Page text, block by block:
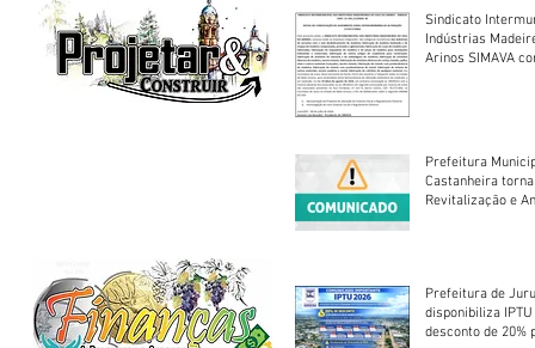
Sindicato
Indústrias
Arinos SIMAVA convoca à
Prefeitura
Castanheira
Revitalização e
Prefeitura de
disponibiliza
desconto de 20%